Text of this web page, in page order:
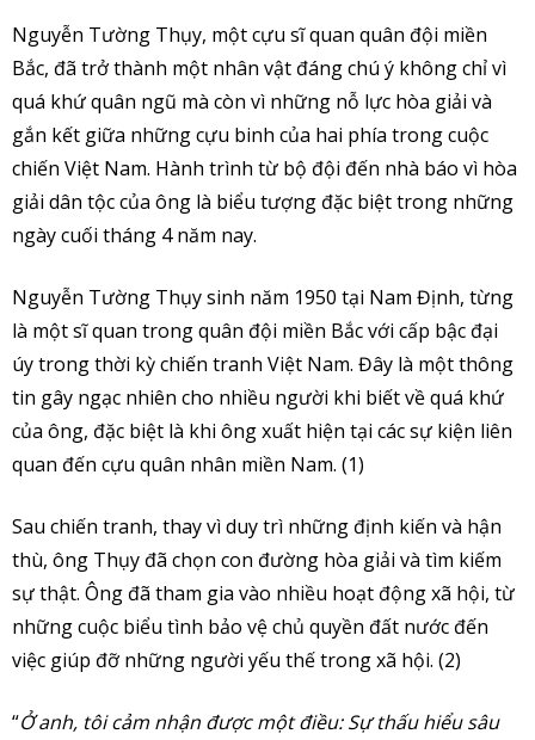
Nguyễn Tường Thụy, một cựu sĩ quan quân đội miền
Bắc, đã trở thành một nhân vật đáng chú ý không chỉ vì
quá khứ quân ngũ mà còn vì những nỗ lực hòa giải và
gắn kết giữa những cựu binh của hai phía trong cuộc
chiến Việt Nam. Hành trình từ bộ đội đến nhà báo vì hòa
giải dân tộc của ông là biểu tượng đặc biệt trong những
ngày cuối tháng 4 năm nay.
Nguyễn Tường Thụy sinh năm 1950 tại Nam Định, từng
là một sĩ quan trong quân đội miền Bắc với cấp bậc đại
úy trong thời kỳ chiến tranh Việt Nam. Đây là một thông
tin gây ngạc nhiên cho nhiều người khi biết về quá khứ
của ông, đặc biệt là khi ông xuất hiện tại các sự kiện liên
quan đến cựu quân nhân miền Nam. (1)
Sau chiến tranh, thay vì duy trì những định kiến và hận
thù, ông Thụy đã chọn con đường hòa giải và tìm kiếm
sự thật. Ông đã tham gia vào nhiều hoạt động xã hội, từ
những cuộc biểu tình bảo vệ chủ quyền đất nước đến
việc giúp đỡ những người yếu thế trong xã hội. (2)
“Ở anh, tôi cảm nhận được một điều: Sự thấu hiểu sâu